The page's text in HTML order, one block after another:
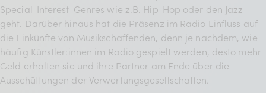
Special-Interest-Genres wie z.B. Hip-Hop oder den Jazz
geht. Darüber hinaus hat die Präsenz im Radio Einfluss auf
die Einkünfte von Musikschaffenden, denn je nachdem, wie
häufig Künstler:innen im Radio gespielt werden, desto mehr
Geld erhalten sie und ihre Partner am Ende über die
Ausschüttungen der Verwertungsgesellschaften.